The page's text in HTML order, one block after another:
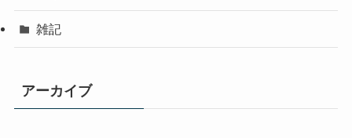
雑記
アーカイブ